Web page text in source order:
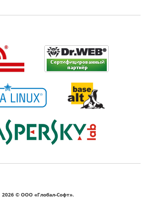
2026 © ООО «Глобал-Софт».